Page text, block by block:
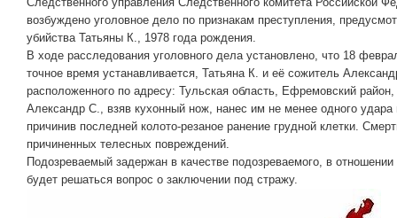
возбуждено уголовное дело по признакам преступления,
убийства Татьяны К., 1978 года рождения.
В ходе расследования уголовного дела установлено, что 18
точное время устанавливается, Татьяна К. и её сожитель
расположенного по адресу: Тульская область, Ефремовский
Александр С., взяв кухонный нож, нанес им не менее одного удара
причинив последней колото-резаное ранение грудной клетки.
причиненных телесных повреждений.
Подозреваемый задержан в качестве подозреваемого, в
будет решаться вопрос о заключении под стражу.